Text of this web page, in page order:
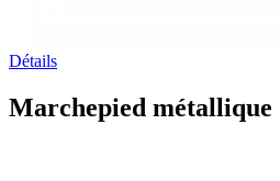
Détails
Marchepied métallique